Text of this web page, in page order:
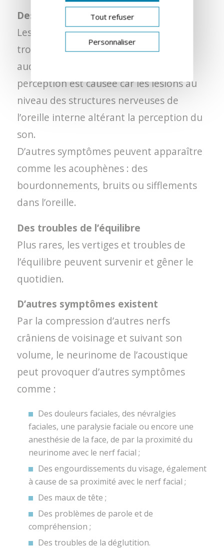
Des problèmes auditifs
Les premiers signes sont souvent des
troubles auditifs tels qu’une perte
auditive progressive. Cette surdité de
perception est causée car les lésions au
niveau des structures nerveuses de
l’oreille interne altérant la perception du
son.
D’autres symptômes peuvent apparaître
comme les acouphènes : des
bourdonnements, bruits ou sifflements
dans l’oreille.
Des troubles de l’équilibre
Plus rares, les vertiges et troubles de
l’équilibre peuvent survenir et gêner le
quotidien.
D’autres symptômes existent
Par la compression d’autres nerfs
crâniens de voisinage et suivant son
volume, le neurinome de l’acoustique
peut provoquer d’autres symptômes
comme :
Des douleurs faciales, des névralgies
faciales, une paralysie faciale ou encore une
anesthésie de la face, de par la proximité du
neurinome avec le nerf facial ;
Des engourdissements du visage, également
à cause de sa proximité avec le nerf facial ;
Des maux de tête ;
Des problèmes de parole et de
compréhension ;
Des troubles de la déglutition.
Tout refuser
Personnaliser